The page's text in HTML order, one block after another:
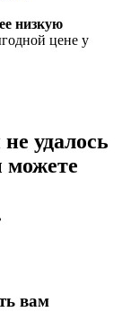
низкую
цене у
удалось
можете
вам